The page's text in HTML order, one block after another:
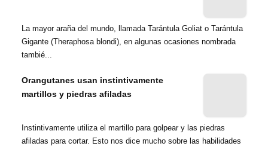
La mayor araña del mundo, llamada Tarántula Goliat o Tarántula
Gigante (Theraphosa blondi), en algunas ocasiones nombrada
tambié...
Orangutanes usan instintivamente
martillos y piedras afiladas
Instintivamente utiliza el martillo para golpear y las piedras
afiladas para cortar. Esto nos dice mucho sobre las habilidades